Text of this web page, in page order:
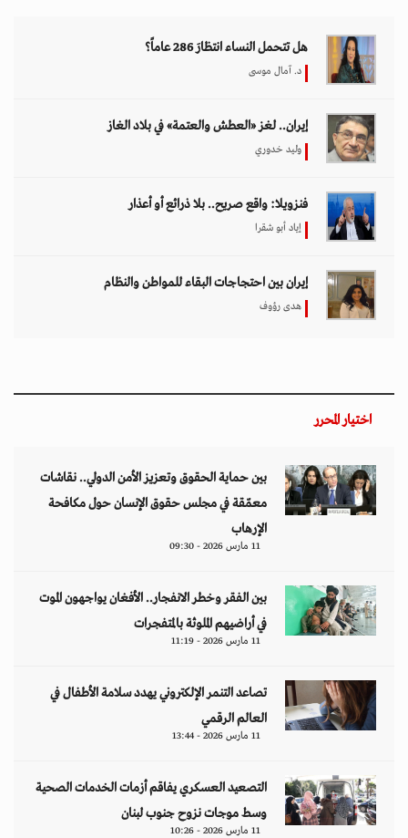
هل تتحمل النساء انتظارَ 286 عاماً؟
د. آمال موسى
إيران.. لغز «العطش والعتمة» في بلاد الغاز
وليد خدوري
فنزويلا: واقع صريح.. بلا ذرائع أو أعذار
إياد أبو شقرا
إيران بين احتجاجات البقاء للمواطن والنظام
هدى رؤوف
اختيار المحرر
بين حماية الحقوق وتعزيز الأمن الدولي.. نقاشات
معمّقة في مجلس حقوق الإنسان حول مكافحة
الإرهاب
11 مارس 2026 - 09:30
بين الفقر وخطر الانفجار.. الأفغان يواجهون الموت
في أراضيهم الملوثة بالمتفجرات
11 مارس 2026 - 11:19
تصاعد التنمر الإلكتروني يهدد سلامة الأطفال في
العالم الرقمي
11 مارس 2026 - 13:44
التصعيد العسكري يفاقم أزمات الخدمات الصحية
وسط موجات نزوح جنوب لبنان
11 مارس 2026 - 10:26